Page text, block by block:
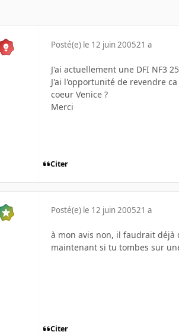
Posté(e) le 12 juin 200521 a
J'ai actuellement une DFI NF3
J'ai l'opportunité de revendre
coeur Venice ?
Merci
Citer
Posté(e) le 12 juin 200521 a
à mon avis non, il faudrait déjà
maintenant si tu tombes sur
Citer